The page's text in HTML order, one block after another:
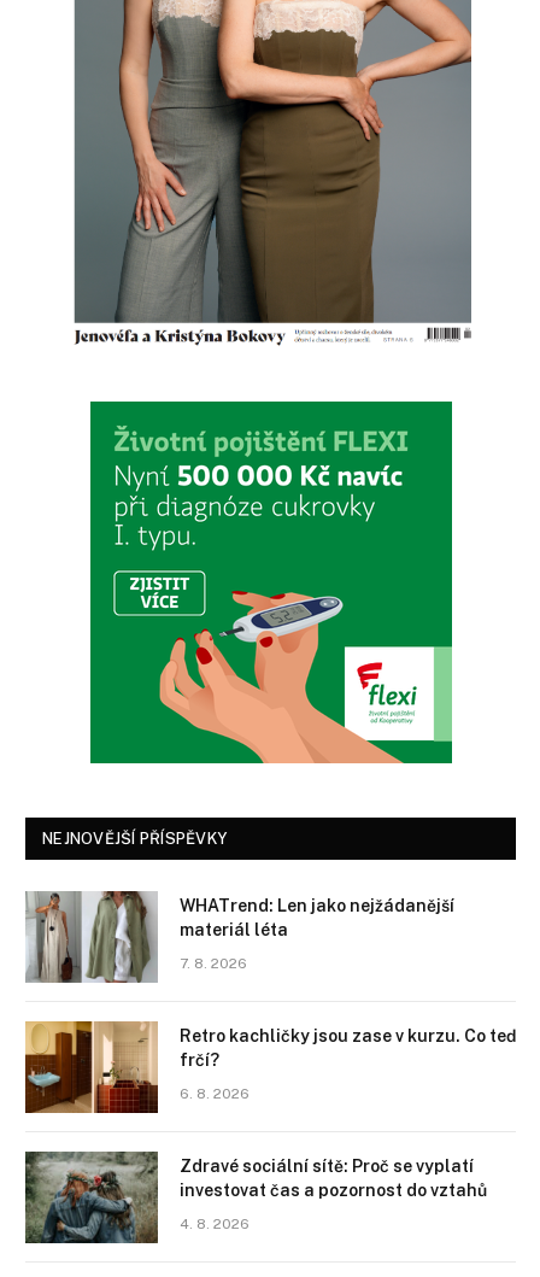
NEJNOVĚJŠÍ PŘÍSPĚVKY
WHATrend: Len jako nejžádanější
materiál léta
7. 8. 2026
Retro kachličky jsou zase v kurzu. Co teď
frčí?
6. 8. 2026
Zdravé sociální sítě: Proč se vyplatí
investovat čas a pozornost do vztahů
4. 8. 2026